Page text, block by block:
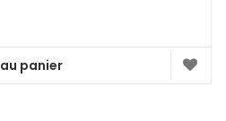
panier